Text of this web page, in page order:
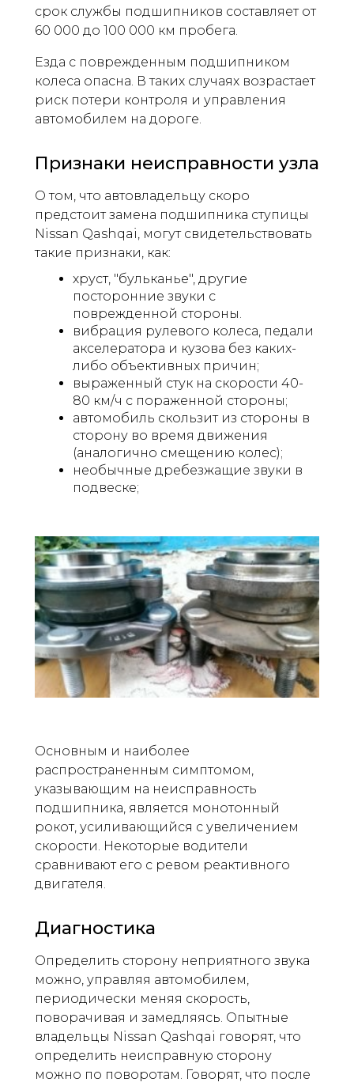
срок службы подшипников составляет от
60 000 до 100 000 км пробега.
Езда с поврежденным подшипником
колеса опасна. В таких случаях возрастает
риск потери контроля и управления
автомобилем на дороге.
Признаки неисправности узла
О том, что автовладельцу скоро
предстоит замена подшипника ступицы
Nissan Qashqai, могут свидетельствовать
такие признаки, как:
хруст, "бульканье", другие
посторонние звуки с
поврежденной стороны.
вибрация рулевого колеса, педали
акселератора и кузова без каких-
либо объективных причин;
выраженный стук на скорости 40-
80 км/ч с пораженной стороны;
автомобиль скользит из стороны в
сторону во время движения
(аналогично смещению колес);
необычные дребезжащие звуки в
подвеске;
Основным и наиболее
распространенным симптомом,
указывающим на неисправность
подшипника, является монотонный
рокот, усиливающийся с увеличением
скорости. Некоторые водители
сравнивают его с ревом реактивного
двигателя.
Диагностика
Определить сторону неприятного звука
можно, управляя автомобилем,
периодически меняя скорость,
поворачивая и замедляясь. Опытные
владельцы Nissan Qashqai говорят, что
определить неисправную сторону
можно по поворотам. Говорят, что после